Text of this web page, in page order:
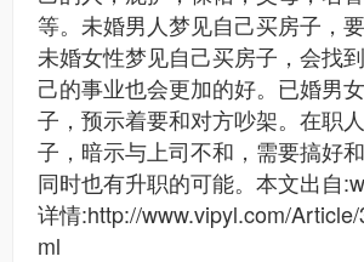
等。未婚男人梦见自己买房子，要
未婚女性梦见自己买房子，会找
己的事业也会更加的好。已婚男
子，预示着要和对方吵架。在职
子，暗示与上司不和，需要搞好和
同时也有升职的可能。本文出自
详情:http://www.vipyl.com/
ml